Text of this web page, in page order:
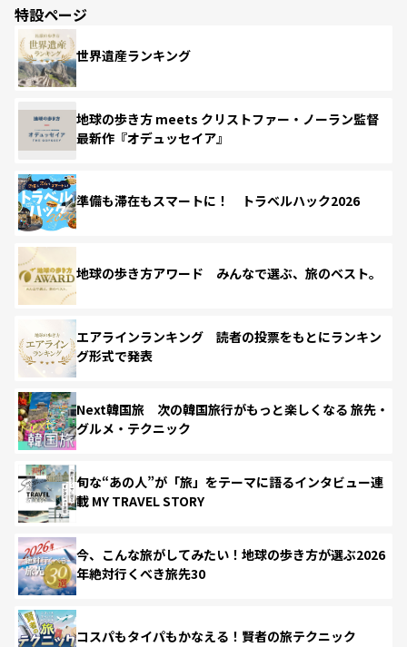
特設ページ
世界遺産ランキング
地球の歩き方 meets クリストファー・ノーラン監督
最新作『オデュッセイア』
準備も滞在もスマートに！ トラベルハック2026
地球の歩き方アワード みんなで選ぶ、旅のベスト。
エアラインランキング 読者の投票をもとにランキン
グ形式で発表
Next韓国旅 次の韓国旅行がもっと楽しくなる 旅先・
グルメ・テクニック
旬な“あの人”が「旅」をテーマに語るインタビュー連
載 MY TRAVEL STORY
今、こんな旅がしてみたい！地球の歩き方が選ぶ2026
年絶対行くべき旅先30
コスパもタイパもかなえる！賢者の旅テクニック